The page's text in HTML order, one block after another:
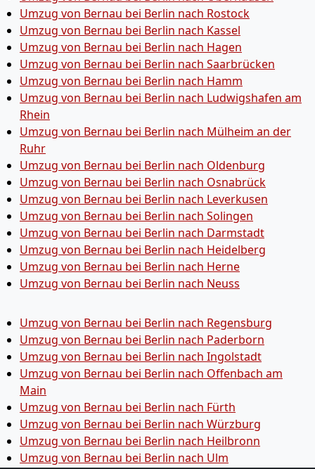
Umzug von Bernau bei Berlin nach Rostock
Umzug von Bernau bei Berlin nach Kassel
Umzug von Bernau bei Berlin nach Hagen
Umzug von Bernau bei Berlin nach Saarbrücken
Umzug von Bernau bei Berlin nach Hamm
Umzug von Bernau bei Berlin nach Ludwigshafen am
Rhein
Umzug von Bernau bei Berlin nach Mülheim an der
Ruhr
Umzug von Bernau bei Berlin nach Oldenburg
Umzug von Bernau bei Berlin nach Osnabrück
Umzug von Bernau bei Berlin nach Leverkusen
Umzug von Bernau bei Berlin nach Solingen
Umzug von Bernau bei Berlin nach Darmstadt
Umzug von Bernau bei Berlin nach Heidelberg
Umzug von Bernau bei Berlin nach Herne
Umzug von Bernau bei Berlin nach Neuss
Umzug von Bernau bei Berlin nach Regensburg
Umzug von Bernau bei Berlin nach Paderborn
Umzug von Bernau bei Berlin nach Ingolstadt
Umzug von Bernau bei Berlin nach Offenbach am
Main
Umzug von Bernau bei Berlin nach Fürth
Umzug von Bernau bei Berlin nach Würzburg
Umzug von Bernau bei Berlin nach Heilbronn
Umzug von Bernau bei Berlin nach Ulm